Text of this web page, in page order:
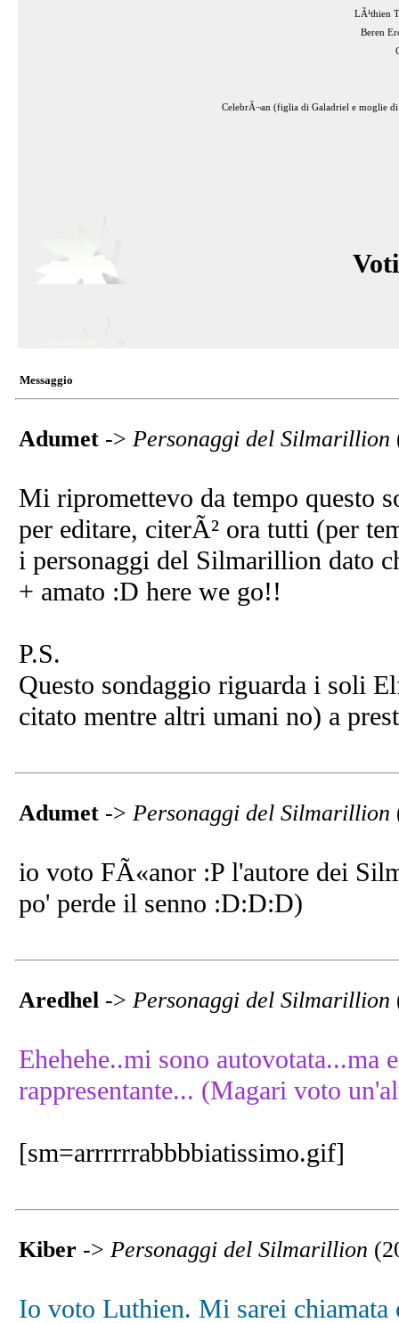
LÃ¹thien
Beren
CelebrÃ¬an (figlia di Galadriel e moglie
Messaggio
Adumet -> Personaggi del Silmarillion
Mi ripromettevo da tempo questo
per editare, citerÃ² ora tutti (per
i personaggi del Silmarillion dato
+ amato :D here we go!!
P.S.
Questo sondaggio riguarda i soli
citato mentre altri umani no) a
Adumet -> Personaggi del Silmarillion
io voto FÃ«anor :P l'autore dei
po' perde il senno :D:D:D)
Aredhel -> Personaggi del Silmarillion
Ehehehe..mi sono autovotata...ma
rappresentante... (Magari voto
[sm=arrrrrrabbbbiatissimo.gif]
Kiber -> Personaggi del Silmarillion
Io voto Luthien. Mi sarei